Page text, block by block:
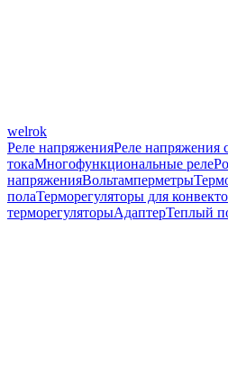
welrok
Реле напряженияРеле напряжения
токаМногофункциональные реле
напряженияВольтамперметры
полаТерморегуляторы для
терморегуляторыАдаптерТеплый